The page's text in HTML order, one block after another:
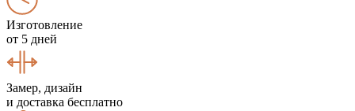
Изготовление
от 5 дней
Замер, дизайн
и доставка бесплатно